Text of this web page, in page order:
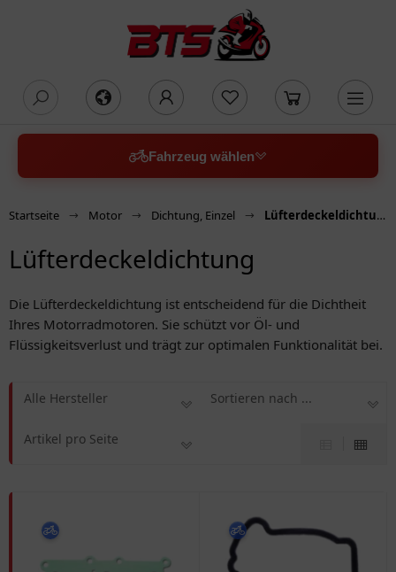
Fahrzeug wählen
Startseite Motor Dichtung, Einzel Lüfterdeckeldichtung
Lüfterdeckeldichtung
Die Lüfterdeckeldichtung ist entscheidend für die Dichtheit
Ihres Motorradmotoren. Sie schützt vor Öl- und
Flüssigkeitsverlust und trägt zur optimalen Funktionalität bei.
Alle Hersteller Sortieren nach ...
Artikel pro Seite